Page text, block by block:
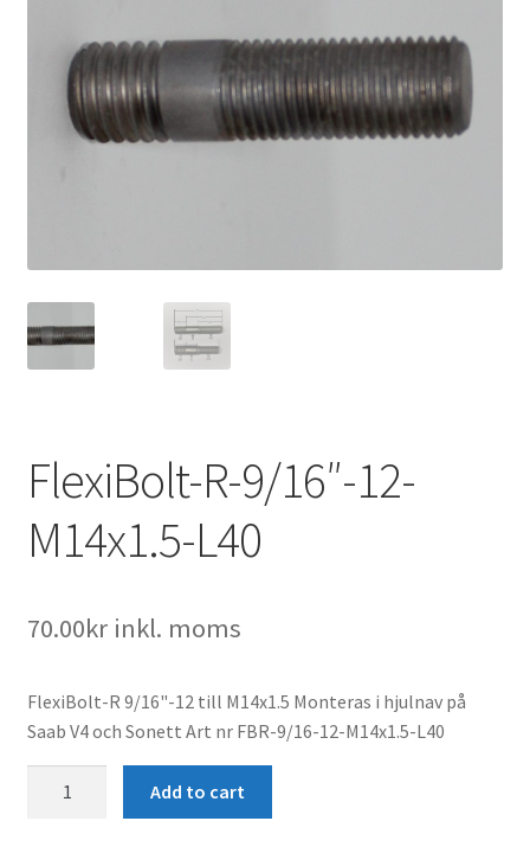
Kontakt / Info
Hjälp/FAQ
FlexiBolt-R-9/16″-12-
M14x1.5-L40
70.00krinkl. moms
FlexiBolt-R 9/16"-12 till M14x1.5 Monteras i hjulnav på
Saab V4 och Sonett Art nr FBR-9/16-12-M14x1.5-L40
Add to cart